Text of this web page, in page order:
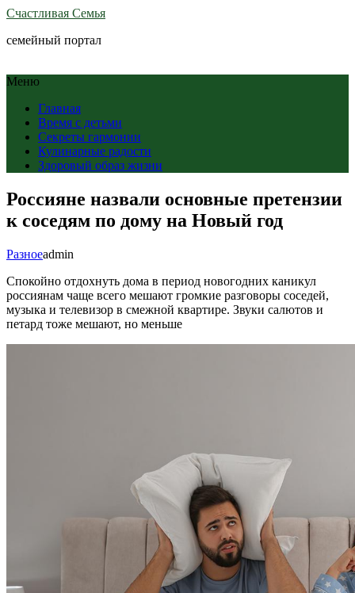
Счастливая Семья
семейный портал
Меню
Главная
Время с детьми
Секреты гармонии
Кулинарные радости
Здоровый образ жизни
Россияне назвали основные претензии
к соседям по дому на Новый год
Разноеadmin
Спокойно отдохнуть дома в период новогодних каникул
россиянам чаще всего мешают громкие разговоры соседей,
музыка и телевизор в смежной квартире. Звуки салютов и
петард тоже мешают, но меньше